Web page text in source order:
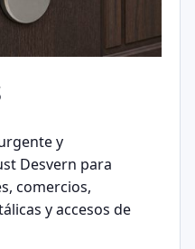
y
Desvern para
comercios,
y accesos de